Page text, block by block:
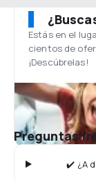
Estás en el
cientos de
¡Descúbrelas!
Preguntas
✔️ ¿A